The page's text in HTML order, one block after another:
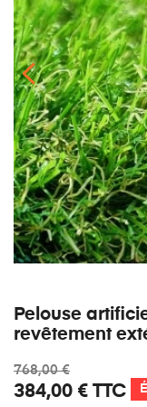
Pelouse
revêtement
768,00 €
384,00 € TTC